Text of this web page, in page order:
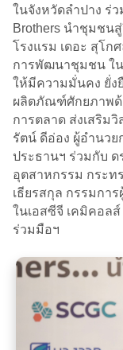
ในจังหวัด​ลำปาง​ ร่
Brothers นำชุมชน
โรงแรม เดอะ สุโก
การพัฒนาชุมชน​ ใ
ให้มีความมั่นคง ยั่
ผลิตภัณฑ์ศักยภาพด้
การตลาด ส่งเสริม
รัตน์ ดีอ่อง ผู้อำนวย
ประธานฯ ร่วมกับ
อุตสาหกรรม กระท
เธียรสกุล กรรมกา
ในเอสซีจี เคมิคอล
ร่วมมือ​ฯ​